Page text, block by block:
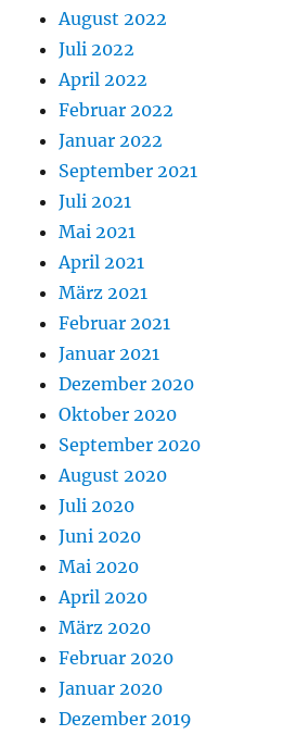
August 2022
Juli 2022
April 2022
Februar 2022
Januar 2022
September 2021
Juli 2021
Mai 2021
April 2021
März 2021
Februar 2021
Januar 2021
Dezember 2020
Oktober 2020
September 2020
August 2020
Juli 2020
Juni 2020
Mai 2020
April 2020
März 2020
Februar 2020
Januar 2020
Dezember 2019